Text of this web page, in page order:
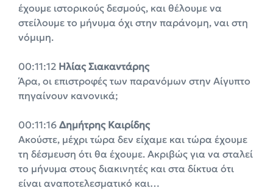
έχουμε ιστορικούς δεσμούς, και θέλουμε να
στείλουμε το μήνυμα όχι στην παράνομη, ναι στη
νόμιμη.
00:11:12 Ηλίας Σιακαντάρης
Άρα, οι επιστροφές των παρανόμων στην Αίγυπτο
πηγαίνουν κανονικά;
00:11:16 Δημήτρης Καιρίδης
Ακούστε, μέχρι τώρα δεν είχαμε και τώρα έχουμε
τη δέσμευση ότι θα έχουμε. Ακριβώς για να σταλεί
το μήνυμα στους διακινητές και στα δίκτυα ότι
είναι αναποτελεσματικό και…